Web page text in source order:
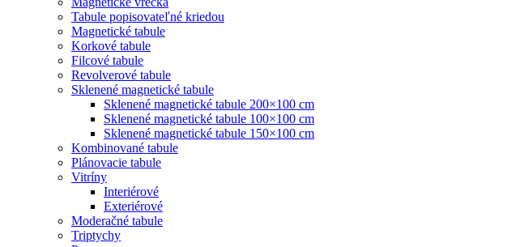
Tabule popisovateľné kriedou
Magnetické tabule
Korkové tabule
Filcové tabule
Revolverové tabule
Sklenené magnetické tabule
Sklenené magnetické tabule 200×100 cm
Sklenené magnetické tabule 100×100 cm
Sklenené magnetické tabule 150×100 cm
Kombinované tabule
Plánovacie tabule
Vitríny
Interiérové
Exteriérové
Moderačné tabule
Triptychy